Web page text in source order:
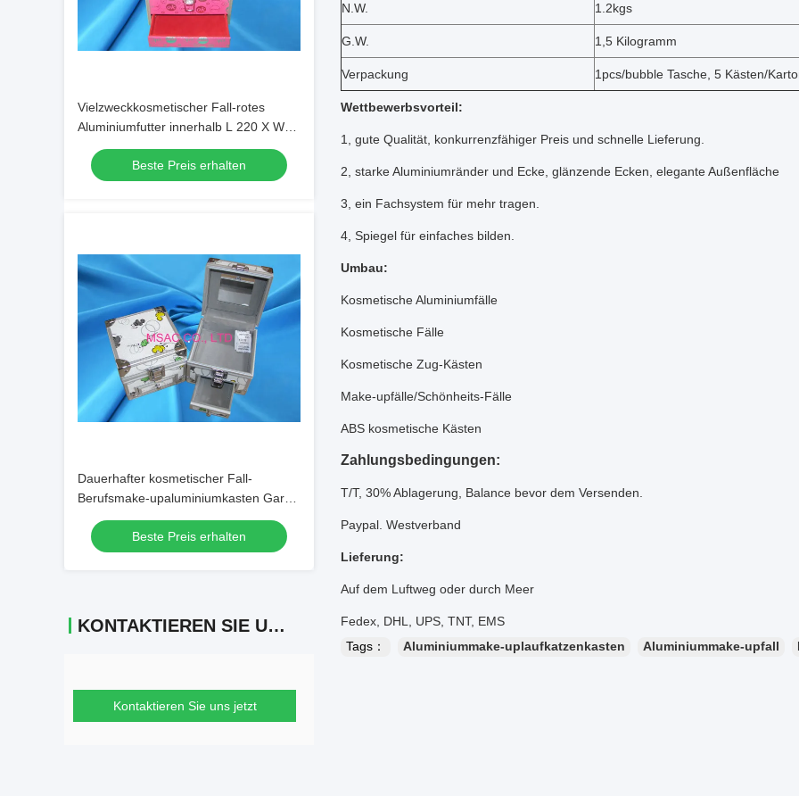
Vielzweckkosmetischer Fall-rotes
Aluminiumfutter innerhalb L 220 X W
150 X H 180mm
Beste Preis erhalten
Dauerhafter kosmetischer Fall-
Berufsmake-upaluminiumkasten Gary
Lining Inside
Beste Preis erhalten
KONTAKTIEREN SIE UNS
Kontaktieren Sie uns jetzt
N.W. 1.2kgs
G.W. 1,5 Kilogramm
Verpackung 1pcs/bubble Tasche, 5 Kästen/
Wettbewerbsvorteil:
1, gute Qualität, konkurrenzfähiger Preis und schnelle Lieferung.
2, starke Aluminiumränder und Ecke, glänzende Ecken, elegante Außenfläche
3, ein Fachsystem für mehr tragen.
4, Spiegel für einfaches bilden.
Umbau:
Kosmetische Aluminiumfälle
Kosmetische Fälle
Kosmetische Zug-Kästen
Make-upfälle/Schönheits-Fälle
ABS kosmetische Kästen
Zahlungsbedingungen:
T/T, 30% Ablagerung, Balance bevor dem Versenden.
Paypal. Westverband
Lieferung:
Auf dem Luftweg oder durch Meer
Fedex, DHL, UPS, TNT, EMS
Tags：
Aluminiummake-uplaufkatzenkasten Aluminiummake-upfall